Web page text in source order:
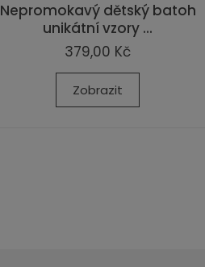
Nepromokavý dětský batoh
unikátní vzory ...
379,00 Kč
Zobrazit